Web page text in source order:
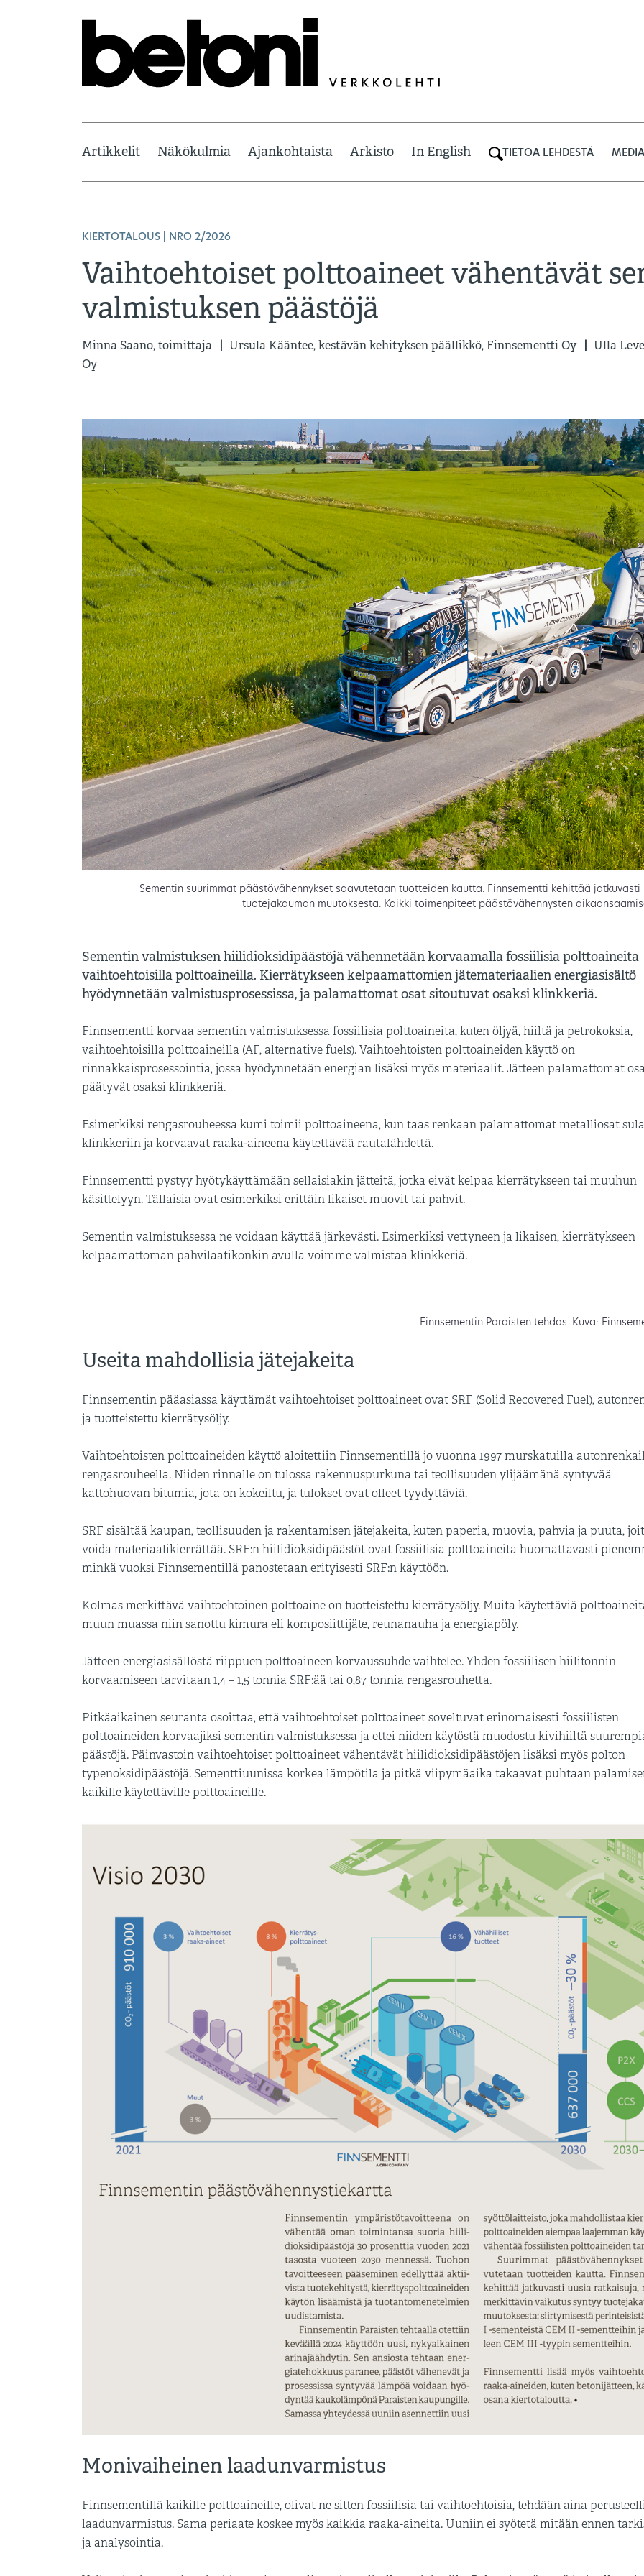
Artikkelit Näkökulmia Ajankohtaista Arkisto In English TIETOA LEHDESTÄ
KIERTOTALOUS | NRO 2/2026
Vaihtoehtoiset polttoaineet vähentävät
valmistuksen päästöjä
Minna Saano, toimittaja Ursula Kääntee, kestävän kehityksen päällikkö, Finnsementti Oy
Ulla
Oy
Sementin suurimmat päästövähennykset saavutetaan tuotteiden kautta. Finnsementti kehittää
tuotejakauman muutoksesta. Kaikki toimenpiteet päästövähennysten
Sementin valmistuksen hiilidioksidipäästöjä vähennetään korvaamalla fossiilisia polttoaineita
vaihtoehtoisilla polttoaineilla. Kierrätykseen kelpaamattomien jätemateriaalien energiasisältö
hyödynnetään valmistusprosessissa, ja palamattomat osat sitoutuvat osaksi klinkkeriä.
Finnsementti korvaa sementin valmistuksessa fossiilisia polttoaineita, kuten öljyä, hiiltä ja petrokoksia,
vaihtoehtoisilla polttoaineilla (AF, alternative fuels). Vaihtoehtoisten polttoaineiden käyttö on
rinnakkaisprosessointia, jossa hyödynnetään energian lisäksi myös materiaalit. Jätteen palamattomat
päätyvät osaksi klinkkeriä.
Esimerkiksi rengasrouheessa kumi toimii polttoaineena, kun taas renkaan palamattomat metalliosat
klinkkeriin ja korvaavat raaka-aineena käytettävää rautalähdettä.
Finnsementti pystyy hyötykäyttämään sellaisiakin jätteitä, jotka eivät kelpaa kierrätykseen tai muuhun
käsittelyyn. Tällaisia ovat esimerkiksi erittäin likaiset muovit tai pahvit.
Sementin valmistuksessa ne voidaan käyttää järkevästi. Esimerkiksi vettyneen ja likaisen, kierrätykseen
kelpaamattoman pahvilaatikonkin avulla voimme valmistaa klinkkeriä.
Finnsementin Paraisten tehdas. Kuva:
Useita mahdollisia jätejakeita
Finnsementin pääasiassa käyttämät vaihtoehtoiset polttoaineet ovat SRF (Solid Recovered Fuel),
ja tuotteistettu kierrätysöljy.
Vaihtoehtoisten polttoaineiden käyttö aloitettiin Finnsementillä jo vuonna 1997 murskatuilla
rengasrouheella. Niiden rinnalle on tulossa rakennuspurkuna tai teollisuuden ylijäämänä syntyvää
kattohuovan bitumia, jota on kokeiltu, ja tulokset ovat olleet tyydyttäviä.
SRF sisältää kaupan, teollisuuden ja rakentamisen jätejakeita, kuten paperia, muovia, pahvia ja puuta,
voida materiaalikierrättää. SRF:n hiilidioksidipäästöt ovat fossiilisia polttoaineita huomattavasti
minkä vuoksi Finnsementillä panostetaan erityisesti SRF:n käyttöön.
Kolmas merkittävä vaihtoehtoinen polttoaine on tuotteistettu kierrätysöljy. Muita käytettäviä
muun muassa niin sanottu kimura eli komposiittijäte, reunanauha ja energiapöly.
Jätteen energiasisällöstä riippuen polttoaineen korvaussuhde vaihtelee. Yhden fossiilisen hiilitonnin
korvaamiseen tarvitaan 1,4 – 1,5 tonnia SRF:ää tai 0,87 tonnia rengasrouhetta.
Pitkäaikainen seuranta osoittaa, että vaihtoehtoiset polttoaineet soveltuvat erinomaisesti fossiilisten
polttoaineiden korvaajiksi sementin valmistuksessa ja ettei niiden käytöstä muodostu kivihiiltä
päästöjä. Päinvastoin vaihtoehtoiset polttoaineet vähentävät hiilidioksidipäästöjen lisäksi myös polton
typenoksidipäästöjä. Sementtiuunissa korkea lämpötila ja pitkä viipymäaika takaavat puhtaan
kaikille käytettäville polttoaineille.
Monivaiheinen laadunvarmistus
Finnsementillä kaikille polttoaineille, olivat ne sitten fossiilisia tai vaihtoehtoisia, tehdään aina
laadunvarmistus. Sama periaate koskee myös kaikkia raaka-aineita. Uuniin ei syötetä mitään ennen
ja analysointia.